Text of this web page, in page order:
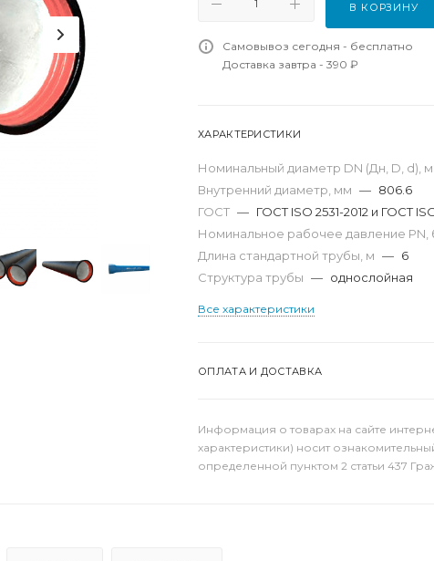
В КОРЗИНУ
Самовывоз сегодня - бесплатно
Доставка завтра - 390 ₽
ХАРАКТЕРИСТИКИ
Номинальный диаметр DN (Дн, D, d),
Внутренний диаметр, мм — 806.6
ГОСТ — ГОСТ ISO 2531-2012 и ГОСТ
Номинальное рабочее давление PN,
Длина стандартной трубы, м — 6
Структура трубы — однослойная
Все характеристики
ОПЛАТА И ДОСТАВКА
Информация о товарах на сайте
характеристики) носит
определенной пунктом 2 статьи 437